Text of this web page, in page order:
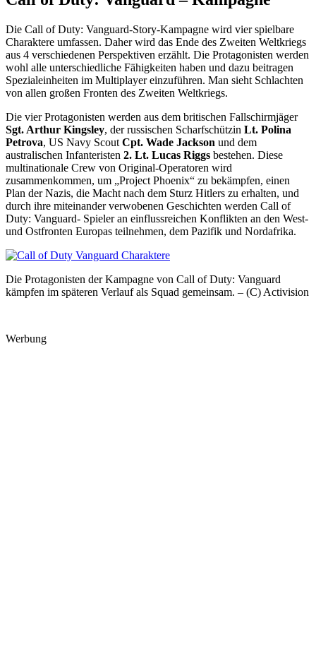
Die Call of Duty: Vanguard-Story-Kampagne wird vier spielbare
Charaktere umfassen. Daher wird das Ende des Zweiten Weltkriegs
aus 4 verschiedenen Perspektiven erzählt. Die Protagonisten werden
wohl alle unterschiedliche Fähigkeiten haben und dazu beitragen
Spezialeinheiten im Multiplayer einzuführen. Man sieht Schlachten
von allen großen Fronten des Zweiten Weltkriegs.
Die vier Protagonisten werden aus dem britischen Fallschirmjäger
Sgt. Arthur Kingsley, der russischen Scharfschützin Lt. Polina
Petrova, US Navy Scout Cpt. Wade Jackson und dem
australischen Infanteristen 2. Lt. Lucas Riggs bestehen. Diese
multinationale Crew von Original-Operatoren wird
zusammenkommen, um „Project Phoenix“ zu bekämpfen, einen
Plan der Nazis, die Macht nach dem Sturz Hitlers zu erhalten, und
durch ihre miteinander verwobenen Geschichten werden Call of
Duty: Vanguard- Spieler an einflussreichen Konflikten an den West-
und Ostfronten Europas teilnehmen, dem Pazifik und Nordafrika.
Die Protagonisten der Kampagne von Call of Duty: Vanguard
kämpfen im späteren Verlauf als Squad gemeinsam. – (C) Activision
Werbung